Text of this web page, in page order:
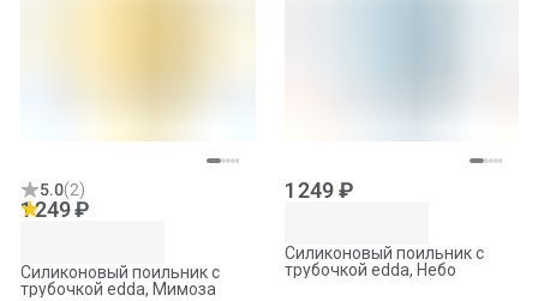
5.0(2)
1 249 ₽
Силиконовый поильник с
трубочкой edda, Мимоза
1 249 ₽
Силиконовый поильник с
трубочкой edda, Небо